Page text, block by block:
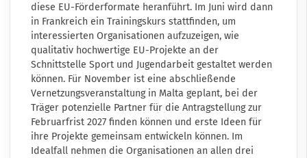
diese EU-Förderformate heranführt. Im Juni wird dann
in Frankreich ein Trainingskurs stattfinden, um
interessierten Organisationen aufzuzeigen, wie
qualitativ hochwertige EU-Projekte an der
Schnittstelle Sport und Jugendarbeit gestaltet werden
können. Für November ist eine abschließende
Vernetzungsveranstaltung in Malta geplant, bei der
Träger potenzielle Partner für die Antragstellung zur
Februarfrist 2027 finden können und erste Ideen für
ihre Projekte gemeinsam entwickeln können. Im
Idealfall nehmen die Organisationen an allen drei